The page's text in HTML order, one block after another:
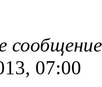
сообщение
07:00